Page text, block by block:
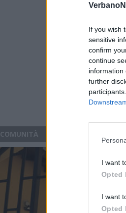
If you wish
sensitive
confirm
continue
information
further
I want
Opted
I want
Opted
COMUNITÀ